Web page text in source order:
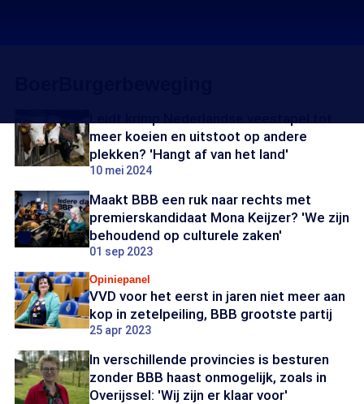
meer koeien en uitstoot op andere
plekken? 'Hangt af van het land'
10 mei 2024
Maakt BBB een ruk naar rechts met
premierskandidaat Mona Keijzer? 'We zijn
behoudend op culturele zaken'
01 sep 2023
Opiniepanel
VVD voor het eerst in jaren niet meer aan
kop in zetelpeiling, BBB grootste partij
25 apr 2023
In verschillende provincies is besturen
zonder BBB haast onmogelijk, zoals in
Overijssel: 'Wij zijn er klaar voor'